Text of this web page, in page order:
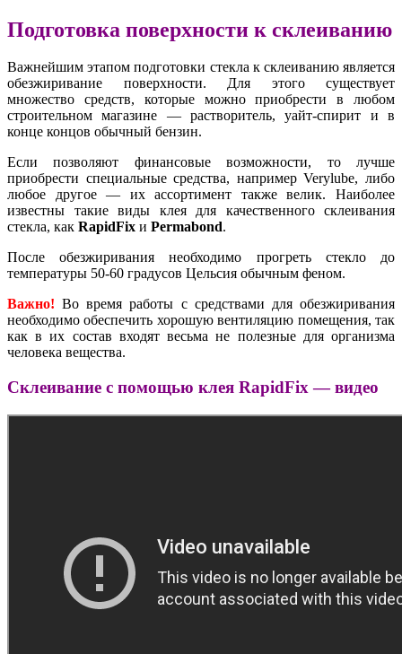
Подготовка поверхности к склеиванию
Важнейшим этапом подготовки стекла к склеиванию является
обезжиривание поверхности. Для этого существует
множество средств, которые можно приобрести в любом
строительном магазине — растворитель, уайт-спирит и в
конце концов обычный бензин.
Если позволяют финансовые возможности, то лучше
приобрести специальные средства, например Verylube, либо
любое другое — их ассортимент также велик. Наиболее
известны такие виды клея для качественного склеивания
стекла, как RapidFix и Permabond.
После обезжиривания необходимо прогреть стекло до
температуры 50-60 градусов Цельсия обычным феном.
Важно! Во время работы с средствами для обезжиривания
необходимо обеспечить хорошую вентиляцию помещения, так
как в их состав входят весьма не полезные для организма
человека вещества.
Склеивание с помощью клея RapidFix — видео